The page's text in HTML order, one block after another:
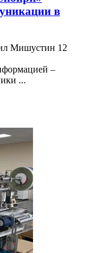
в
Мишустин 12
–
...